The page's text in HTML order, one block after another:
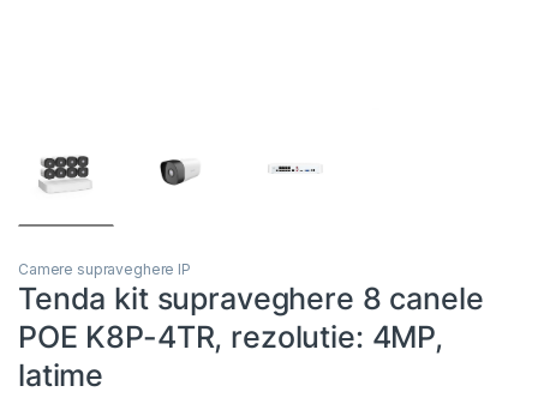
Camere supraveghere IP
Tenda kit supraveghere 8 canele
POE K8P-4TR, rezolutie: 4MP,
latime